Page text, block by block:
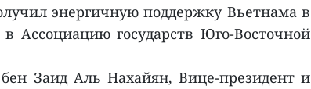
энергичную поддержку Вьетнама в
Ассоциацию государств Юго-Восточной
Заид Аль Нахайян, Вице-президент и